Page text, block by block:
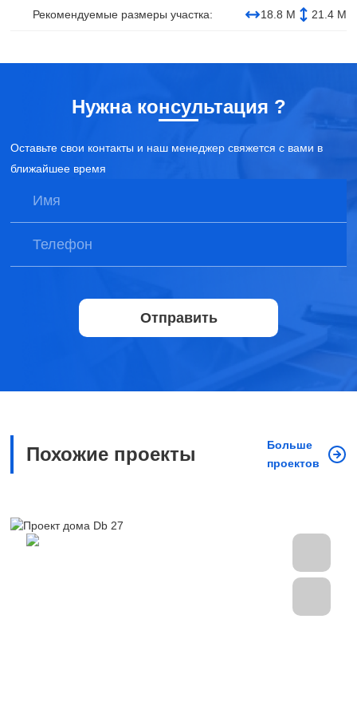
Рекомендуемые размеры участка: 18.8 М 21.4 М
Нужна консультация ?
Оставьте свои контакты и наш менеджер свяжется с вами в
ближайшее время
Отправить
Похожие проекты
Больше
проектов